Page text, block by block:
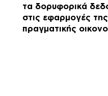
τα δορυφορικά
στις εφαρμογές της
πραγματικής